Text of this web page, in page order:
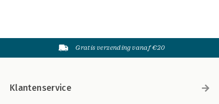
Gratis verzending vanaf €20
Klantenservice